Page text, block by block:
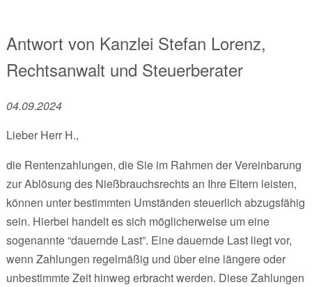
Antwort von Kanzlei Stefan Lorenz,
Rechtsanwalt und Steuerberater
04.09.2024
Lieber Herr H.,
die Rentenzahlungen, die Sie im Rahmen der Vereinbarung
zur Ablösung des Nießbrauchsrechts an Ihre Eltern leisten,
können unter bestimmten Umständen steuerlich abzugsfähig
sein. Hierbei handelt es sich möglicherweise um eine
sogenannte “dauernde Last”. Eine dauernde Last liegt vor,
wenn Zahlungen regelmäßig und über eine längere oder
unbestimmte Zeit hinweg erbracht werden. Diese Zahlungen